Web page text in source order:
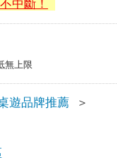
中斷！
無上限
遊品牌推薦
＞